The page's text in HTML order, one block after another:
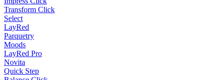
Transform Click
Select
LayRed
Parquetry
Moods
LayRed Pro
Novita
Quick Step